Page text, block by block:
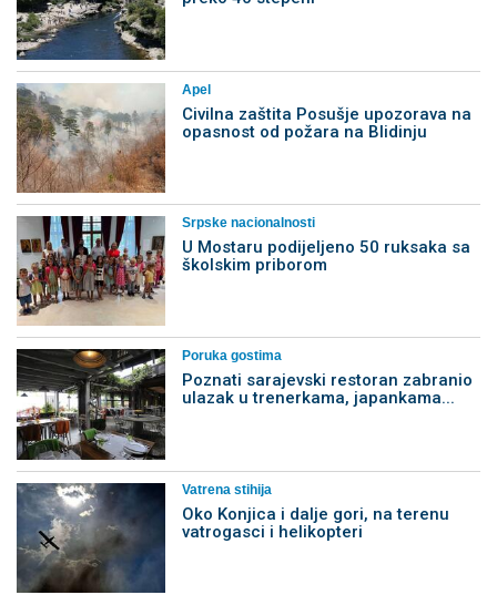
Apel
Civilna zaštita Posušje upozorava na
opasnost od požara na Blidinju
Srpske nacionalnosti
U Mostaru podijeljeno 50 ruksaka sa
školskim priborom
Poruka gostima
Poznati sarajevski restoran zabranio
ulazak u trenerkama, japankama...
Vatrena stihija
Oko Konjica i dalje gori, na terenu
vatrogasci i helikopteri